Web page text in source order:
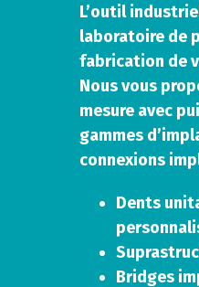
L’outil
laboratoire de
fabrication de
Nous vous
mesure avec
gammes
connexions
Dents
Bridges